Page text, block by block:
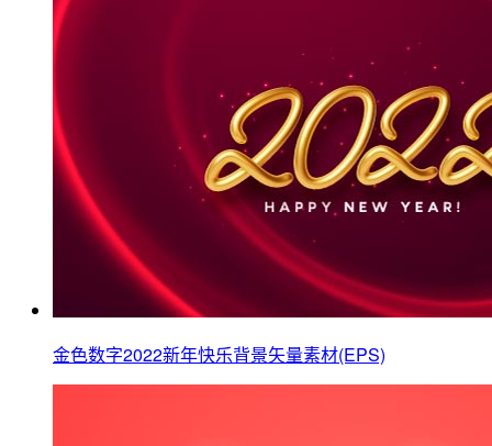
金色数字2022新年快乐背景矢量素材(EPS)